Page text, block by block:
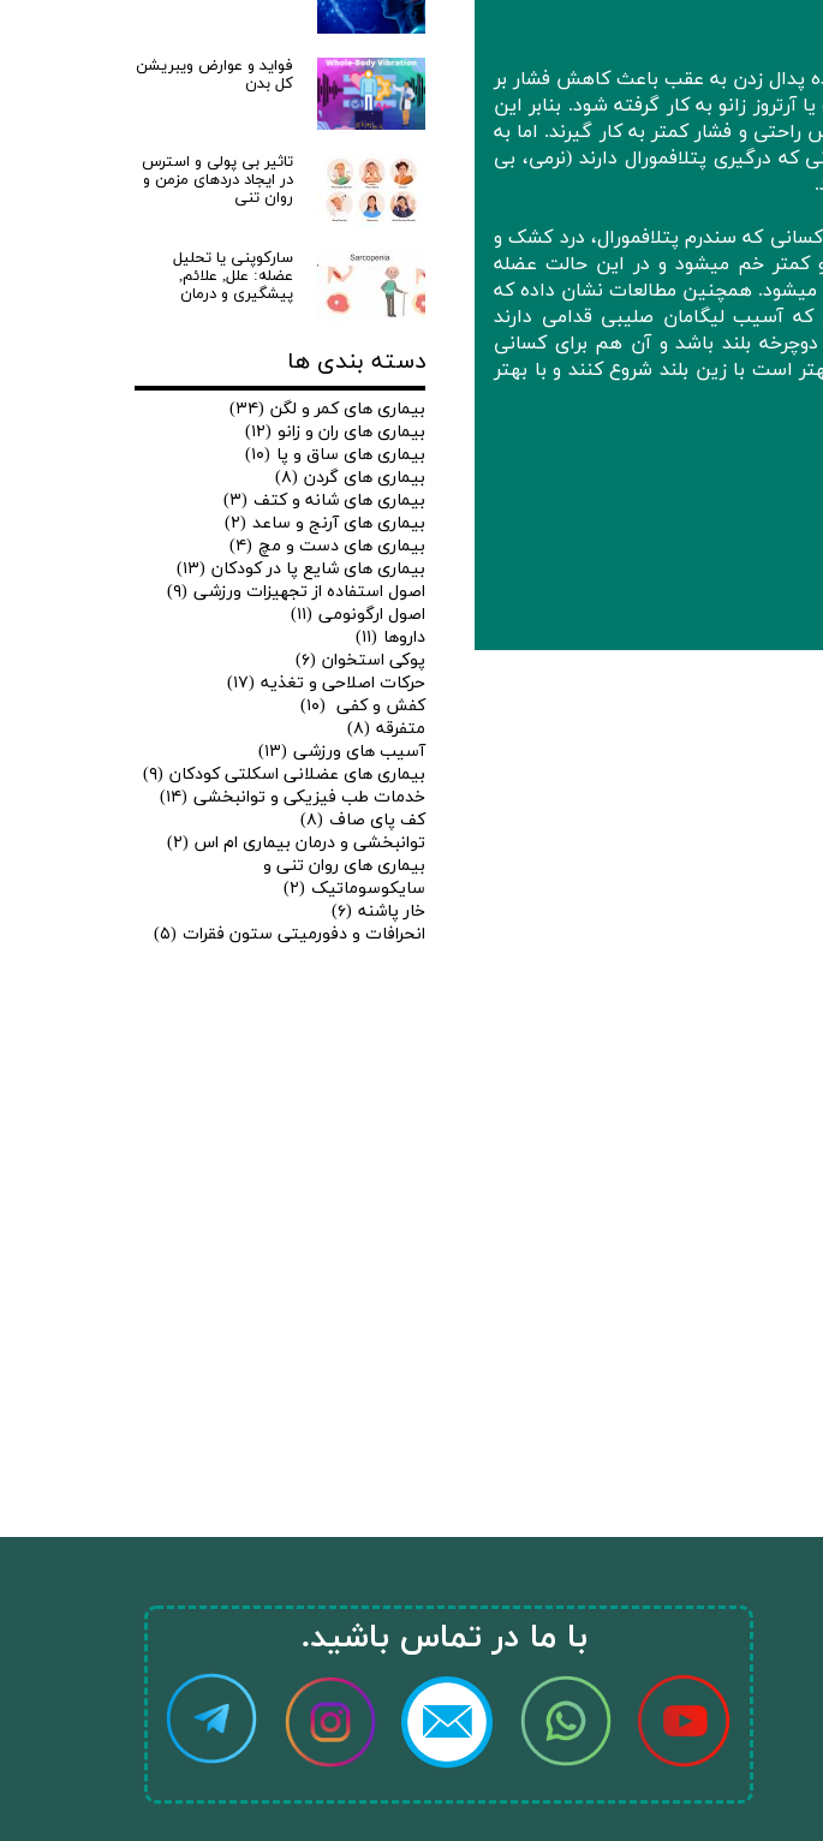
زدن به عقب باعث کاهش فشار بر
زانو به کار گرفته شود. بنابر این
و فشار کمتر به کار گیرند. اما به
درگیری پتلافمورال دارند (نرمی، بی
که سندرم پتلافمورال، درد کشک و
کمتر خم میشود و در این حالت عضله
میشود. همچنین مطالعات نشان داده که
آسیب لیگامان صلیبی قدامی دارند
بلند باشد و آن هم برای کسانی
است با زین بلند شروع کنند و با بهتر
فواید و عوارض ویبریشن
کل بدن
تاثیر بی پولی و استرس
در ایجاد دردهای مزمن و
روان تنی
سارکوپنی یا تحلیل
عضله: علل, علائم,
پیشگیری و درمان
دسته بندی ها
بیماری های کمر و لگن (۳۴)
بیماری های ران و زانو (۱۲)
بیماری های ساق و پا (۱۰)
بیماری های گردن (۸)
بیماری های شانه و کتف (۳)
بیماری های آرنج و ساعد (۲)
بیماری های دست و مچ (۴)
بیماری های شایع پا در کودکان (۱۳)
اصول استفاده از تجهیزات ورزشی (۹)
اصول ارگونومی (۱۱)
داروها (۱۱)
پوکی استخوان (۶)
حرکات اصلاحی و تغذیه (۱۷)
کفش و کفی (۱۰)
متفرقه (۸)
آسیب های ورزشی (۱۳)
بیماری های عضلانی اسکلتی کودکان (۹)
خدمات طب فیزیکی و توانبخشی (۱۴)
کف پای صاف (۸)
توانبخشی و درمان بیماری ام اس (۲)
بیماری های روان تنی و
سایکوسوماتیک (۲)
خار پاشنه (۶)
انحرافات و دفورمیتی ستون فقرات (۵)
​با ما در تماس باشید.​​​​​​​